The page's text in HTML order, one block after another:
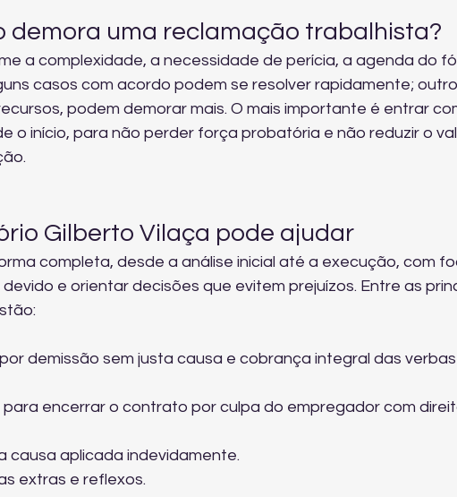
demora uma reclamação trabalhista?
a complexidade, a necessidade de perícia, a agenda do
casos com acordo podem se resolver rapidamente;
podem demorar mais. O mais importante é entrar
o início, para não perder força probatória e não reduzir o
Gilberto Vilaça pode ajudar
completa, desde a análise inicial até a execução, com
e orientar decisões que evitem prejuízos. Entre as
demissão sem justa causa e cobrança integral das
para encerrar o contrato por culpa do empregador com
causa aplicada indevidamente.
extras e reflexos.